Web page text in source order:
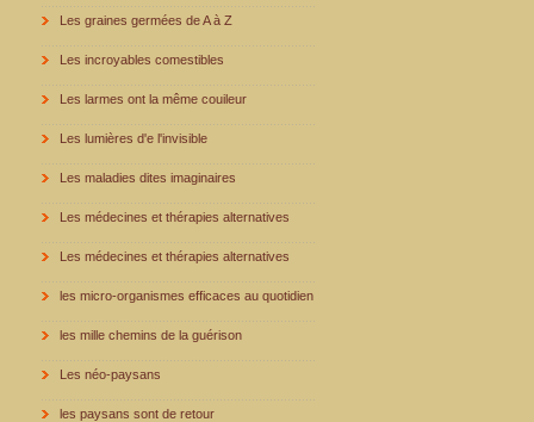
Les graines germées de A à Z
Les incroyables comestibles
Les larmes ont la même couileur
Les lumières d'e l'invisible
Les maladies dites imaginaires
Les médecines et thérapies alternatives
Les médecines et thérapies alternatives
les micro-organismes efficaces au quotidien
les mille chemins de la guérison
Les néo-paysans
les paysans sont de retour